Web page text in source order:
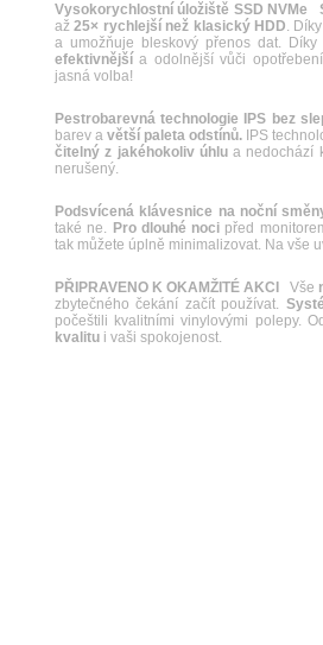
Vysokorychlostní úložiště SSD NVMe
až25× rychlejší než klasický HDD.
a umožňuje bleskový přenos dat.
efektivnější a odolnější vůči
jasná volba!
Pestrobarevná technologie IPS bez
barev avětší paleta odstínů. IPS
čitelný z jakéhokoliv úhlua nedochází
nerušený.
Podsvícená klávesnice na noční
také ne. Pro dlouhé noci před
tak můžete úplně minimalizovat. Na vše
PŘIPRAVENO K OKAMŽITÉ AKCI Vše
zbytečného čekání začít používat.
počeštili kvalitními vinylovými polepy.
kvalitu i vaši spokojenost.